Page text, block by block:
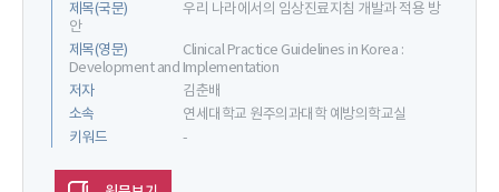
제목(국문)
우리 나라에서의 임상진료지침 개발과 적용 방
안
제목(영문)
Clinical Practice Guidelines in Korea :
Development and Implementation
저자
김춘배
소속
연세대학교 원주의과대학 예방의학교실
키워드
-